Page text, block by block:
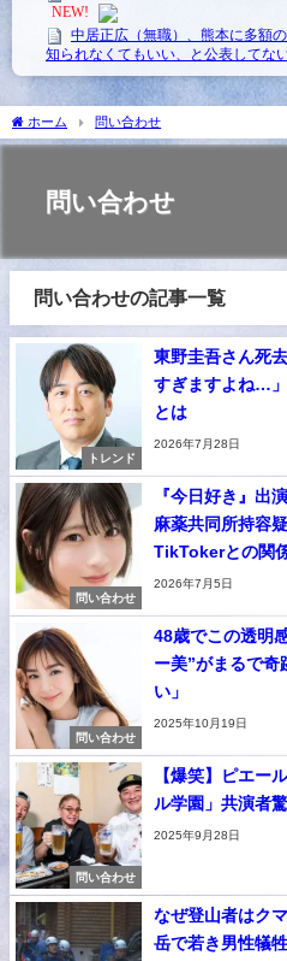
ホーム 問い合わせ
問い合わせ
問い合わせの記事一覧
トレンド
東野圭吾さん死
すぎますよね…
とは
2026年7月28日
問い合わせ
『今日好き』出
麻薬共同所持容
TikTokerとの関
2026年7月5日
問い合わせ
48歳でこの透明
ー美”がまるで奇
い」
2025年10月19日
問い合わせ
【爆笑】ピエー
ル学園」共演者
2025年9月28日
なぜ登山者はク
岳で若き男性犠牲